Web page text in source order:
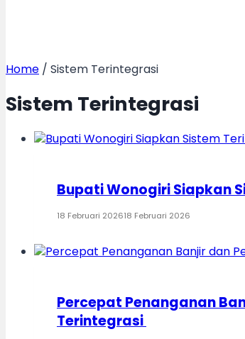
Home / Sistem Terintegrasi
Sistem Terintegrasi
Bupati Wonogiri Siapkan
18 Februari 202618 Februari 2026
Percepat Penanganan
Terintegrasi